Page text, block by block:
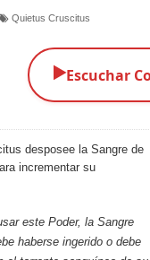
Quietus Cruscitus
▶️Escuchar
desposee la Sangre de
incrementar su
este Poder, la Sangre
haberse ingerido o debe